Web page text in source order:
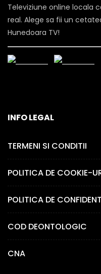
Televiziune online locala
real. Alege sa fii un
Hunedoara TV!
INFO LEGAL
TERMENI SI CONDITII
POLITICA DE COOKIE-
POLITICA DE
COD DEONTOLOGIC
CNA